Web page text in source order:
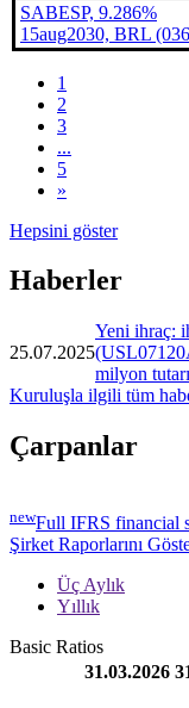
SABESP, 9.286%
15aug2030, BRL
1
2
3
...
5
»
Hepsini göster
Haberler
25.07.2025
Yeni ihraç:
milyon
Kuruluşla ilgili tüm
Çarpanlar
newFull IFRS financial
Şirket Raporlarını
Üç Aylık
Yıllık
Basic Ratios
31.03.2026